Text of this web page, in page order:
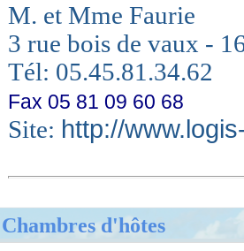
M. et Mme Faurie
3 rue bois de vaux -
Tél: 05.45.81.34.62
Fax 05 81 09 60 68
Site: http://
Chambres d'hôtes